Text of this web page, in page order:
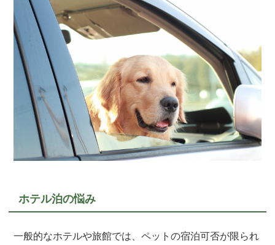
ホテル泊の悩み
一般的なホテルや旅館では、ペットの宿泊可否が限られ